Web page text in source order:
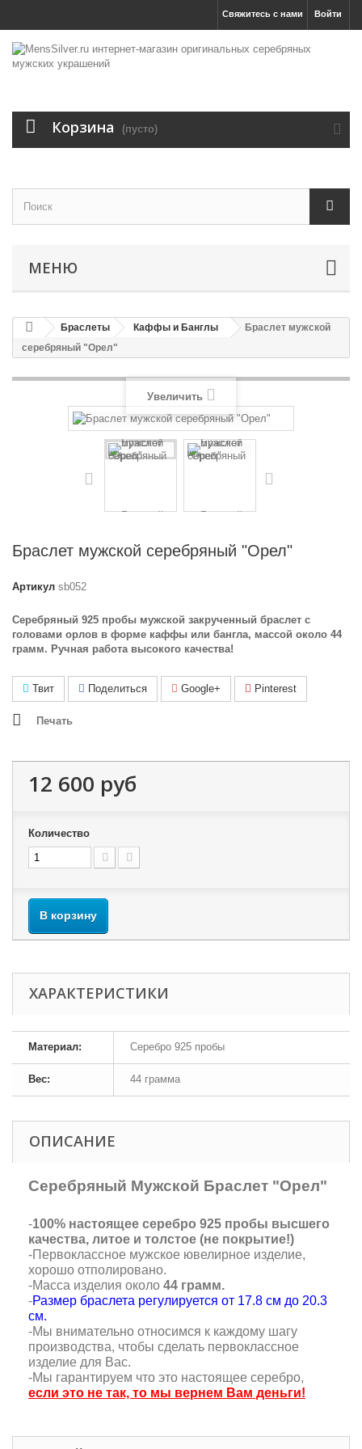
Войти
Свяжитесь с нами
Корзина (пусто)
МЕНЮ
Браслеты Каффы и Банглы
Браслет мужской
серебряный "Орел"
Увеличить
Браслет мужской серебряный "Орел"
Артикул sb052
Серебряный 925 пробы мужской закрученный браслет с
головами орлов в форме каффы или бангла, массой около 44
грамм. Ручная работа высокого качества!
Твит Поделиться Google+ Pinterest
Печать
12 600 руб
Количество
В корзину
ХАРАКТЕРИСТИКИ
Материал: Серебро 925 пробы
Вес: 44 грамма
ОПИСАНИЕ
Серебряный Мужской Браслет "Орел"
-100% настоящее серебро 925 пробы высшего
качества, литое и толстое (не покрытие!)
-Первоклассное мужское ювелирное изделие,
хорошо отполировано.
-Масса изделия около 44 грамм.
-Размер браслета регулируется от 17.8 см до 20.3
см.
-Мы внимательно относимся к каждому шагу
производства, чтобы сделать первоклассное
изделие для Вас.
-Мы гарантируем что это настоящее серебро,
если это не так, то мы вернем Вам деньги!